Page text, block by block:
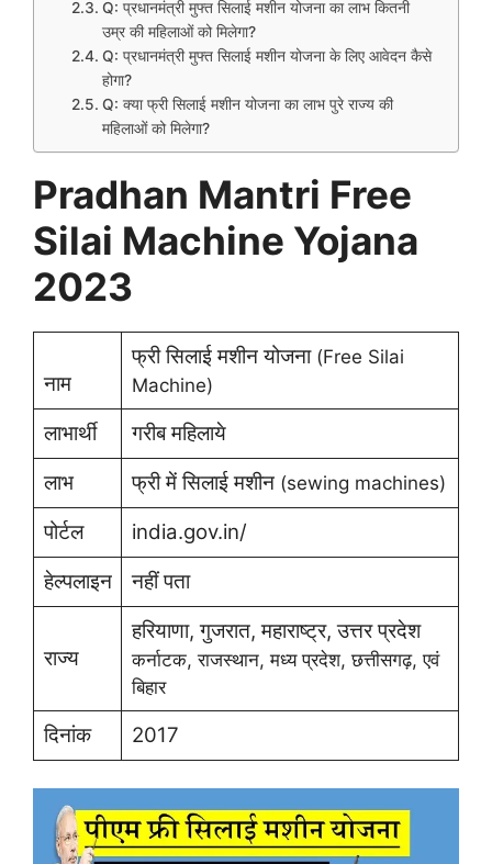
Q: प्रधानमंत्री मुफ्त सिलाई मशीन योजना का लाभ कितनी
उम्र की महिलाओं को मिलेगा?
Q: प्रधानमंत्री मुफ्त सिलाई मशीन योजना के लिए आवेदन कैसे
होगा?
Q: क्या फ्री सिलाई मशीन योजना का लाभ पुरे राज्य की
महिलाओं को मिलेगा?
Pradhan Mantri Free
Silai Machine Yojana
2023
नाम
फ्री सिलाई मशीन योजना(Free Silai
Machine)
लाभार्थी
गरीब महिलाये
लाभ
फ्री में सिलाई मशीन(sewing machines)
पोर्टल
india.gov.in/
हेल्पलाइन
नहीं पता
राज्य
हरियाणा, गुजरात, महाराष्ट्र, उत्तर प्रदेश
कर्नाटक, राजस्थान, मध्य प्रदेश, छत्तीसगढ़, एवं
बिहार
दिनांक 2017